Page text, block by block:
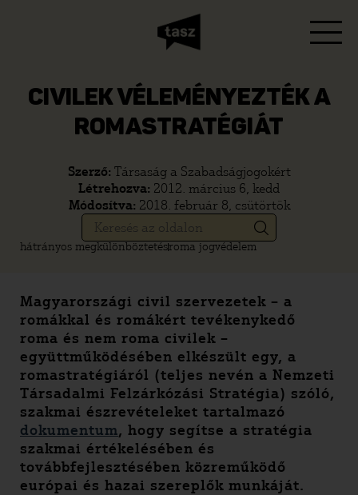
CIVILEK VÉLEMÉNYEZTÉK A
ROMASTRATÉGIÁT
Szerző: Társaság a Szabadságjogokért
Létrehozva: 2012. március 6, kedd
Módosítva: 2018. február 8, csütörtök
hátrányos megkülönböztetésroma jogvédelem
Magyarországi civil szervezetek – a
romákkal és romákért tevékenykedő
roma és nem roma civilek –
együttműködésében elkészült egy, a
romastratégiáról (teljes nevén a Nemzeti
Társadalmi Felzárkózási Stratégia) szóló,
szakmai észrevételeket tartalmazó
dokumentum, hogy segítse a stratégia
szakmai értékelésében és
továbbfejlesztésében közreműködő
európai és hazai szereplők munkáját.